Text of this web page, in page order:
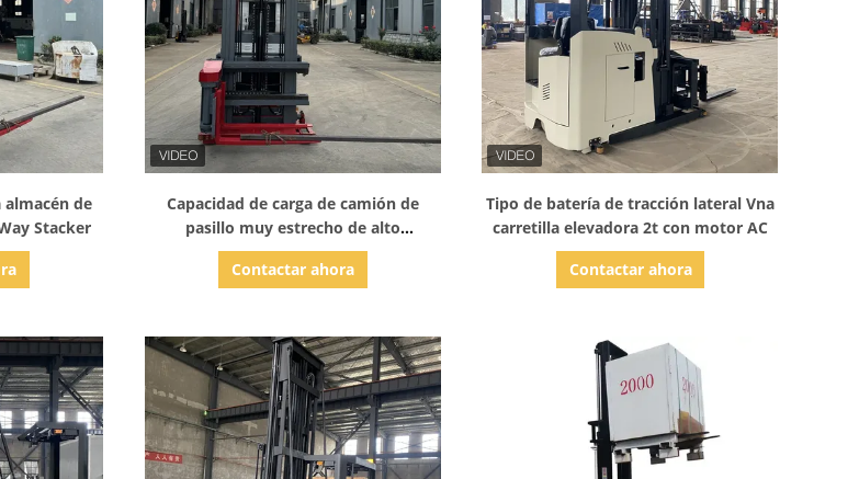
almacén de
Stacker
Capacidad de carga de camión de
pasillo muy estrecho de alto
rendimiento 1000 kg 7 m
Contactar ahora
Tipo de batería de tracción lateral Vna
carretilla elevadora 2t con motor AC
Contactar ahora